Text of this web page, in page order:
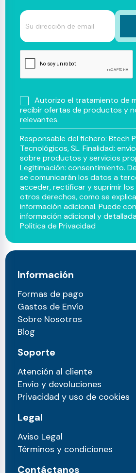
Autorizo el tratamiento de
recibir ofertas de productos y
relevantes.
Responsable del fichero: Btech
Tecnológicos, SL. Finalidad:
sobre productos y servicios
Legitimación: consentimiento.
se comunicarán los datos a
acceder, rectificar y suprimir
otros derechos, como se
información adicional. Puede
información adicional y
Política de Privacidad
Información
Formas de pago
Gastos de Envío
Sobre Nosotros
Blog
Soporte
Atención al cliente
Envío y devoluciones
Privacidad y uso de cookies
Legal
Aviso Legal
Términos y condiciones
Contáctanos